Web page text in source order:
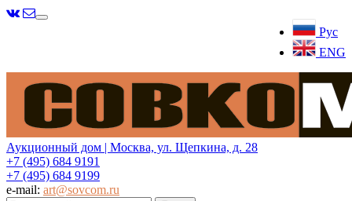
Рус
ENG
Меню
Аукционный дом | Москва, ул. Щепкина, д. 28
+7 (495) 684 9191
+7 (495) 684 9199
e-mail: art@sovcom.ru